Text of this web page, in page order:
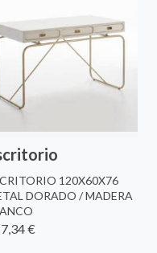
120X60X76
DORADO / MADERA
€